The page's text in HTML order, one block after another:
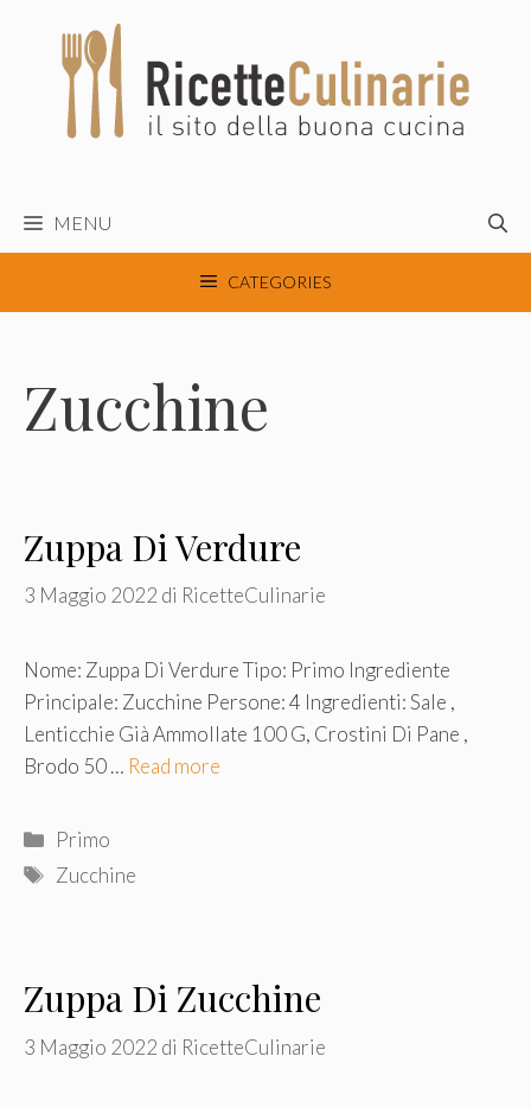
contenuto
MENU
CATEGORIES
Zucchine
Zuppa Di Verdure
3 Maggio 2022 di RicetteCulinarie
Nome: Zuppa Di Verdure Tipo: Primo Ingrediente
Principale: Zucchine Persone: 4 Ingredienti: Sale ,
Lenticchie Già Ammollate 100 G, Crostini Di Pane ,
Brodo 50 … Read more
Categorie
Primo
Tag
Zucchine
Zuppa Di Zucchine
3 Maggio 2022 di RicetteCulinarie